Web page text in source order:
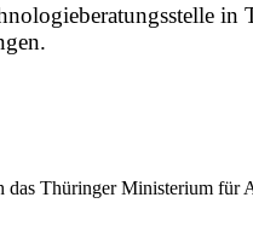
Thüringer Ministerium für